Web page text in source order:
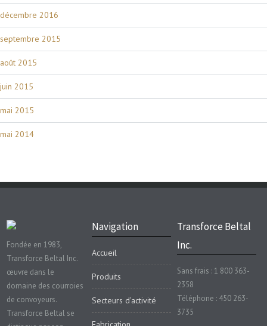
décembre 2016
septembre 2015
août 2015
juin 2015
mai 2015
mai 2014
Fondée en 1983,
Transforce Beltal Inc.
œuvre dans le
domaine des courroies
de convoyeurs.
Transforce Beltal se
Navigation
Accueil
Produits
Secteurs d’activité
Transforce Beltal
Inc.
Sans frais : 1 800 363-
2358
Téléphone : 450 263-
3735